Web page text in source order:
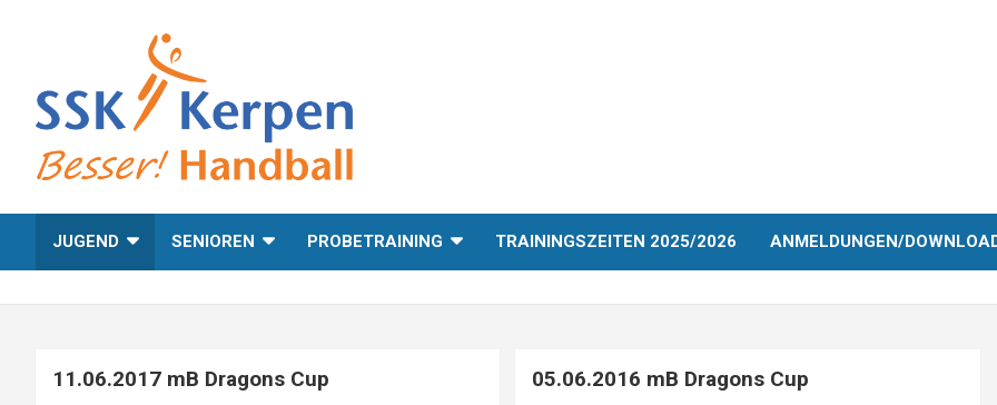
SSK Kerpen
JUGEND SENIOREN PROBETRAINING TRAININGSZEITEN 2025/2026 ANMELDUNGEN/
11.06.2017 mB Dragons Cup 05.06.2016 mB Dragons Cup